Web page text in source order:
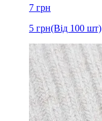
7 грн
5 грн(Від 100 шт)